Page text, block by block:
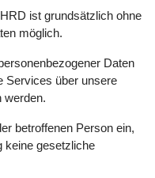
ist grundsätzlich ohne
möglich.
Daten
Services über unsere
werden.
betroffenen Person ein,
keine gesetzliche